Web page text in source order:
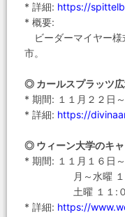
* 詳細: https://
* 概要:
ビーダーマイヤー様
市。
◎ カールスプラッツ
* 期間: １１月２２日
* 詳細: https://
◎ ウィーン大学のキ
* 期間: １１月１６日
月～水曜 １４:０
土曜 １１:００～
* 詳細: https://